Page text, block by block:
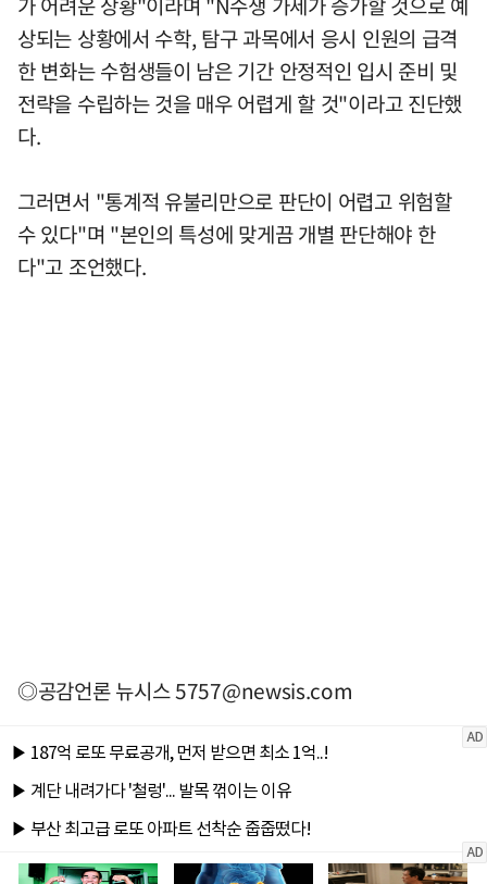
상되는 상황에서 수학, 탐구 과목에서 응시 인원의 급격
한 변화는 수험생들이 남은 기간 안정적인 입시 준비 및
전략을 수립하는 것을 매우 어렵게 할 것"이라고 진단했
다.
그러면서 "통계적 유불리만으로 판단이 어렵고 위험할
수 있다"며 "본인의 특성에 맞게끔 개별 판단해야 한
다"고 조언했다.
◎공감언론 뉴시스5757@newsis.com